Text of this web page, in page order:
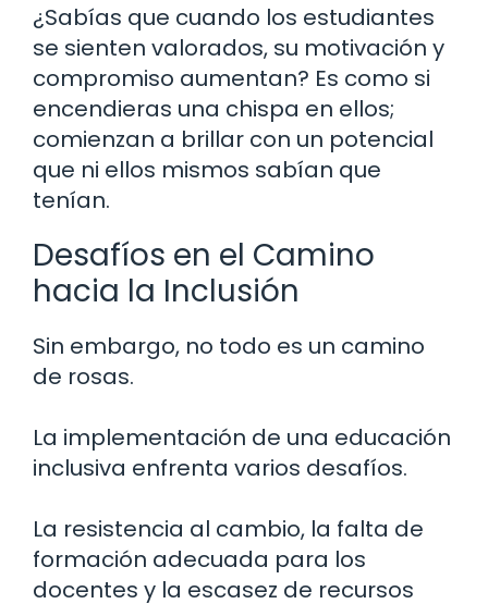
¿Sabías que cuando los estudiantes
se sienten valorados, su motivación y
compromiso aumentan? Es como si
encendieras una chispa en ellos;
comienzan a brillar con un potencial
que ni ellos mismos sabían que
tenían.
Desafíos en el Camino
hacia la Inclusión
Sin embargo, no todo es un camino
de rosas.
La implementación de una educación
inclusiva enfrenta varios desafíos.
La resistencia al cambio, la falta de
formación adecuada para los
docentes y la escasez de recursos